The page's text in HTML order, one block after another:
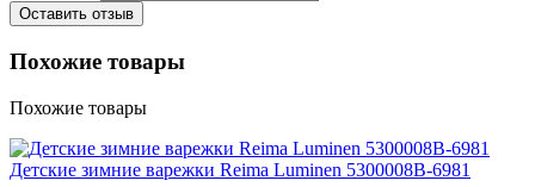
Оставить отзыв
Похожие товары
Похожие товары
Детские зимние варежки Reima Luminen 5300008B-6981